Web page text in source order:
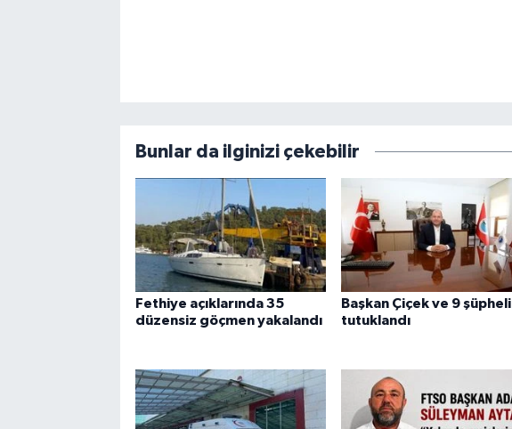
Bunlar da ilginizi çekebilir
Fethiye açıklarında 35
düzensiz göçmen yakalandı
Başkan Çiçek ve 9 şüpheli
tutuklandı